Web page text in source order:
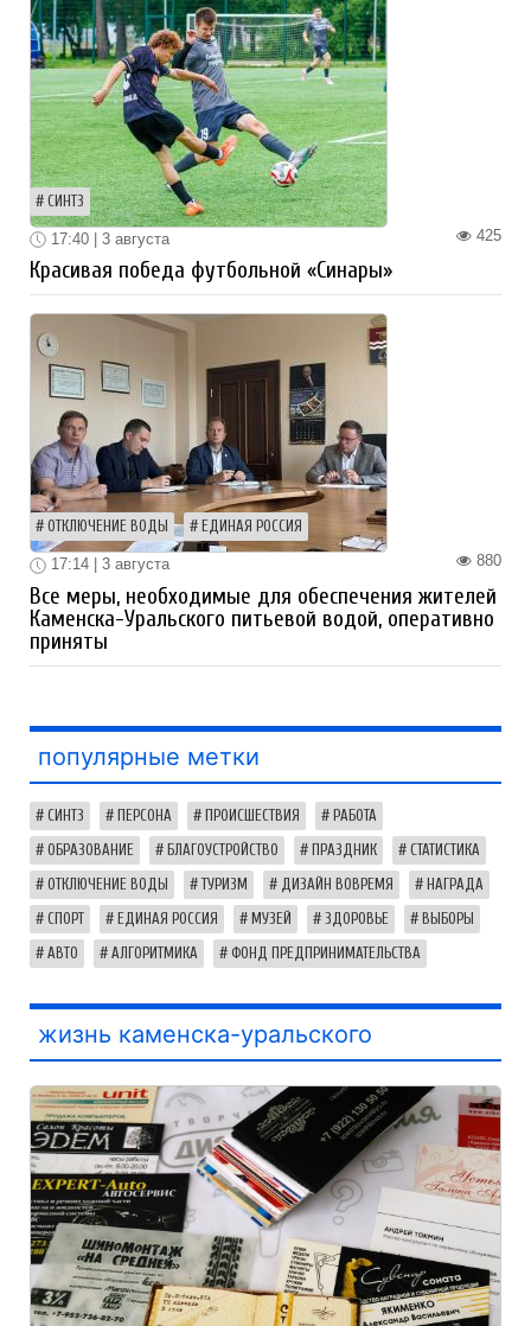
СИНТЗ
425
17:40 | 3 августа
Красивая победа футбольной «Синары»
ОТКЛЮЧЕНИЕ ВОДЫ ЕДИНАЯ РОССИЯ
880
17:14 | 3 августа
Все меры, необходимые для обеспечения жителей
Каменска-Уральского питьевой водой, оперативно
приняты
популярные метки
СИНТЗ ПЕРСОНА ПРОИСШЕСТВИЯ РАБОТА
ОБРАЗОВАНИЕ БЛАГОУСТРОЙСТВО ПРАЗДНИК СТАТИСТИКА
ОТКЛЮЧЕНИЕ ВОДЫ ТУРИЗМ ДИЗАЙН ВОВРЕМЯ НАГРАДА
СПОРТ ЕДИНАЯ РОССИЯ МУЗЕЙ ЗДОРОВЬЕ ВЫБОРЫ
АВТО АЛГОРИТМИКА ФОНД ПРЕДПРИНИМАТЕЛЬСТВА
жизнь каменска-уральского